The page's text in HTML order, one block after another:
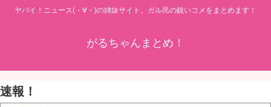
ヤバイ！ニュース(・∀・)の姉妹サイト。ガル民の鋭いコメをまとめます！
がるちゃんまとめ！
速報！